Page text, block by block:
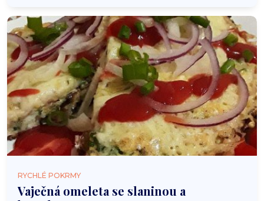
RYCHLÉ POKRMY
Vaječná omeleta se slaninou a